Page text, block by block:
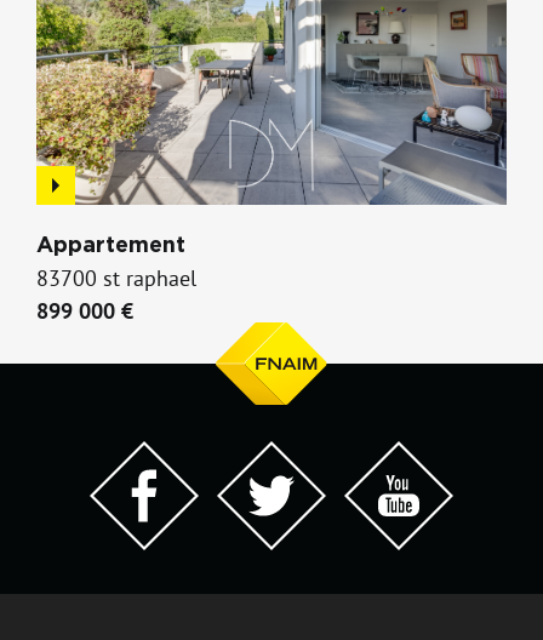
Appartement
83700 st raphael
899 000 €